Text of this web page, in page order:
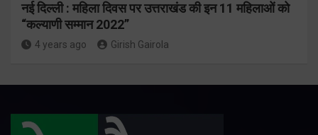
नई दिल्ली : महिला दिवस पर उत्तराखंड की इन 11 महिलाओं को
“कल्याणी सम्मान 2022”
4 years ago Girish Gairola